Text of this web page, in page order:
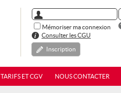
Mémoriser ma connexion
Consulter les CGU
Inscription
TARIFS ET CGV NOUS CONTACTER